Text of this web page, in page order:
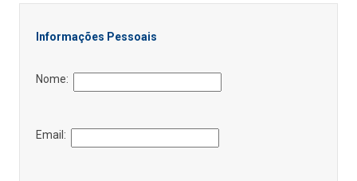
Informações Pessoais
Nome:
Email: